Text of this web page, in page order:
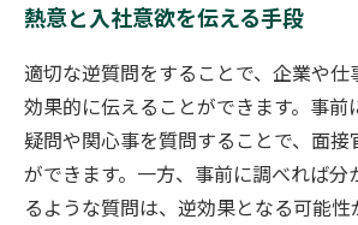
熱意と入社意欲を伝える手段
適切な逆質問をすることで、企業や
効果的に伝えることができます。事
疑問や関心事を質問することで、面
ができます。一方、事前に調べれば
るような質問は、逆効果となる可能